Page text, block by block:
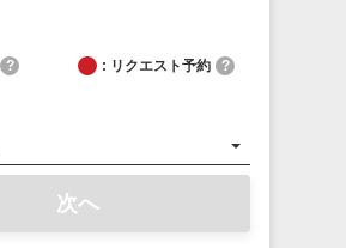
? : リクエスト予約 ?
次へ